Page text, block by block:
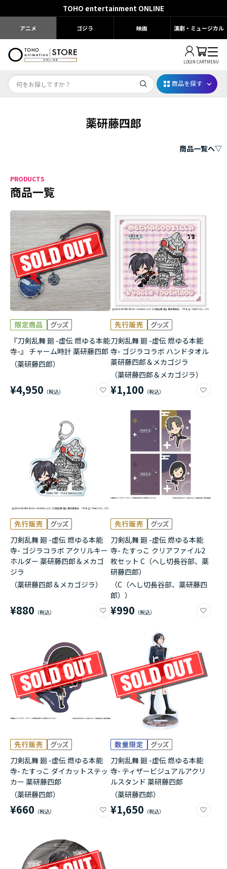
TOHO entertainment ONLINE
アニメ ゴジラ 映画 演劇・ミュージカル
LOGIN CARTMENU
Dr.STONE STONE FES.2026
薬屋のひとりごと 夏の園遊会2026
アニメ『僕のヒーローアカデミア』10周年
ハイキュー!!ジャージ＆ユニフォーム
『無職転生Ⅲ ～異世界行ったら本気だす～』
『ふつつかな悪女ではございますが ～雛宮蝶鼠と
りかえ伝～』
商品を探す
薬研藤四郎
商品一覧へ▽
PRODUCTS
商品一覧
『刀剣乱舞 廻 -虚伝 燃ゆる本能
寺-』 チャーム時計 薬研藤四郎
（薬研藤四郎）
¥4,950
刀剣乱舞 廻 -虚伝 燃ゆる本能
寺- ゴジラコラボ ハンドタオル
薬研藤四郎＆メカゴジラ
（薬研藤四郎＆メカゴジラ）
¥1,100
刀剣乱舞 廻 -虚伝 燃ゆる本能
寺- ゴジラコラボ アクリルキー
ホルダー 薬研藤四郎＆メカゴ
ジラ
（薬研藤四郎＆メカゴジラ）
¥880
刀剣乱舞 廻 -虚伝 燃ゆる本能
寺- たすっこ クリアファイル2
枚セット C（へし切長谷部、薬
研藤四郎）
（C（へし切長谷部、薬研藤四
郎））
¥990
刀剣乱舞 廻 -虚伝 燃ゆる本能
寺- たすっこ ダイカットステッ
カー 薬研藤四郎
（薬研藤四郎）
¥660
刀剣乱舞 廻 -虚伝 燃ゆる本能
寺- ティザービジュアルアクリ
ルスタンド 薬研藤四郎
（薬研藤四郎）
¥1,650